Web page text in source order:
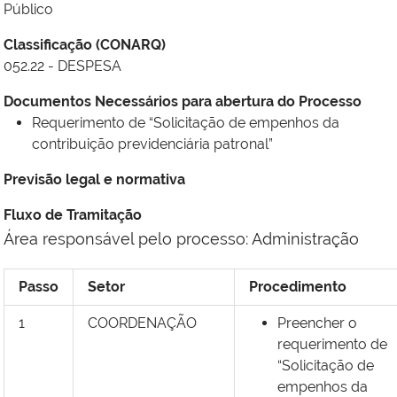
Público
Classificação (CONARQ)
052.22 - DESPESA
Documentos Necessários para abertura do Processo
Requerimento de “Solicitação de empenhos da
contribuição previdenciária patronal”
Previsão legal e normativa
Fluxo de Tramitação
Área responsável pelo processo: Administração
Passo Setor Procedimento
1 COORDENAÇÃO
Preencher o
requerimento de
“Solicitação de
empenhos da